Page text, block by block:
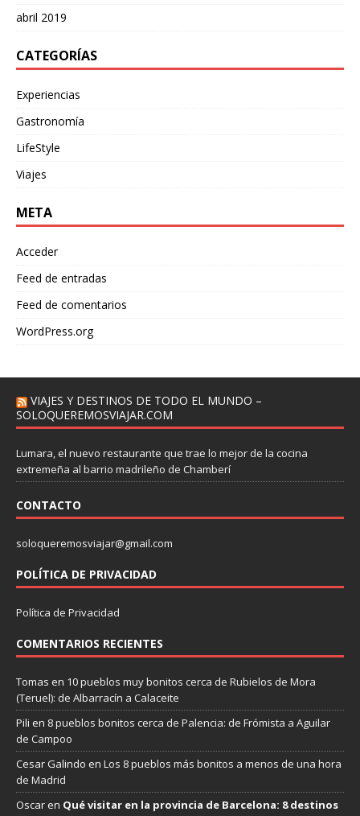
abril 2019
CATEGORÍAS
Experiencias
Gastronomía
LifeStyle
Viajes
META
Acceder
Feed de entradas
Feed de comentarios
WordPress.org
VIAJES Y DESTINOS DE TODO EL MUNDO –
SOLOQUEREMOSVIAJAR.COM
Lumara, el nuevo restaurante que trae lo mejor de la cocina
extremeña al barrio madrileño de Chamberí
CONTACTO
soloqueremosviajar@gmail.com
POLÍTICA DE PRIVACIDAD
Política de Privacidad
COMENTARIOS RECIENTES
Tomas en 10 pueblos muy bonitos cerca de Rubielos de Mora
(Teruel): de Albarracín a Calaceite
Pili en 8 pueblos bonitos cerca de Palencia: de Frómista a Aguilar
de Campoo
Cesar Galindo en Los 8 pueblos más bonitos a menos de una hora
de Madrid
Oscaren Qué visitar en la provincia de Barcelona: 8 destinos